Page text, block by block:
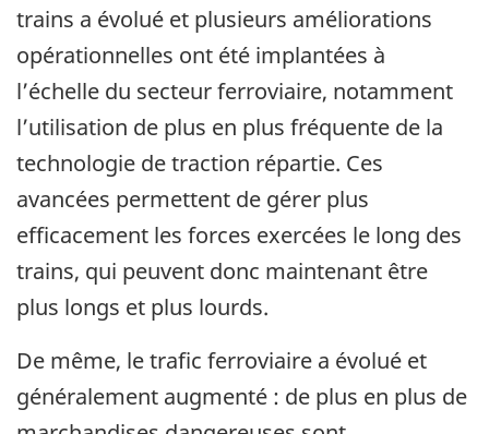
trains a évolué et plusieurs améliorations
opérationnelles ont été implantées à
l’échelle du secteur ferroviaire, notamment
l’utilisation de plus en plus fréquente de la
technologie de traction répartie. Ces
avancées permettent de gérer plus
efficacement les forces exercées le long des
trains, qui peuvent donc maintenant être
plus longs et plus lourds.
De même, le trafic ferroviaire a évolué et
généralement augmenté : de plus en plus de